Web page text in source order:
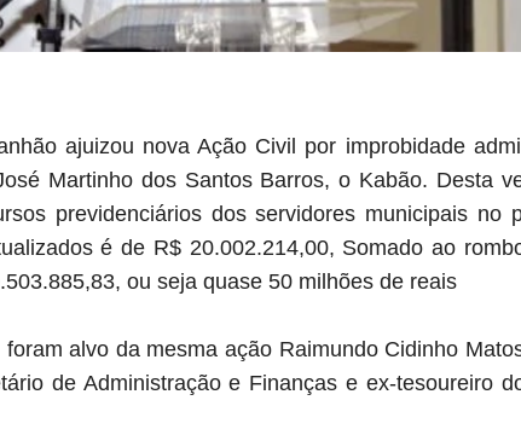
ajuizou nova Ação Civil por improbidade
Martinho dos Santos Barros, o Kabão. Desta
previdenciários dos servidores municipais no
é de R$ 20.002.214,00, Somado ao
ou seja quase 50 milhões de reais
alvo da mesma ação Raimundo Cidinho
de Administração e Finanças e ex-tesoureiro